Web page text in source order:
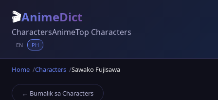
🎬AnimeDict
CharactersAnimeTop Characters
EN PH
Home Characters Sawako Fujisawa
← Bumalik sa Characters